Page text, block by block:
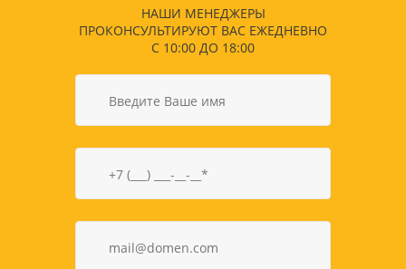
НАШИ МЕНЕДЖЕРЫ
ПРОКОНСУЛЬТИРУЮТ ВАС ЕЖЕДНЕВНО
С 10:00 ДО 18:00